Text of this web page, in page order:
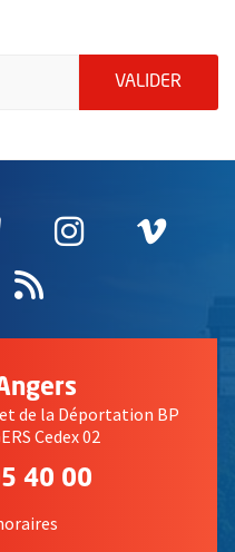
VALIDER
fenêtre
une nouvelle
Bluesky
, Ouvre une
Instagram
, Ouvre
,
une
Flux RSS
de la Déportation BP
Cedex 02
40 00